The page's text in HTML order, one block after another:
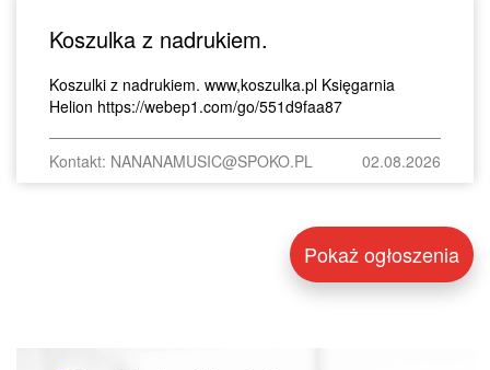
Koszulka z nadrukiem.
Koszulki z nadrukiem. www,koszulka.pl Księgarnia
Helion https://webep1.com/go/551d9faa87
Kontakt: NANANAMUSIC@SPOKO.PL 02.08.2026
Pokaż ogłoszenia